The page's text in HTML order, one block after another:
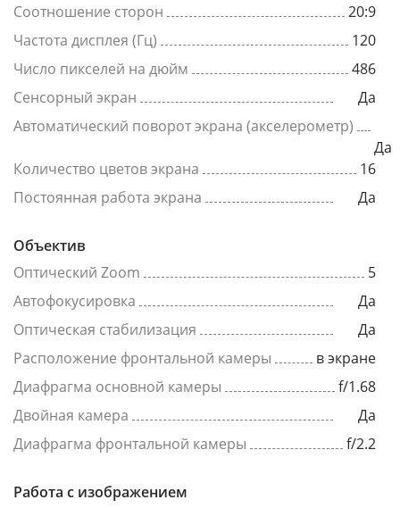
Соотношение сторон
20:9
Частота дисплея (Гц)
120
Число пикселей на дюйм
486
Сенсорный экран
Да
Автоматический поворот экрана (акселерометр)
Да
Количество цветов экрана
16
Постоянная работа экрана
Да
Объектив
Оптический Zoom
5
Автофокусировка
Да
Оптическая стабилизация
Да
Расположение фронтальной камеры
в экране
Диафрагма основной камеры
f/1.68
Двойная камера
Да
Диафрагма фронтальной камеры
f/2.2
Работа с изображением